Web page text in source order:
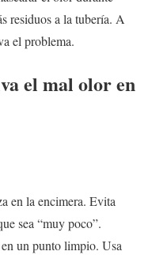
residuos a la tubería. A
el problema.
el mal olor en
en la encimera. Evita
sea “muy poco”.
un punto limpio. Usa